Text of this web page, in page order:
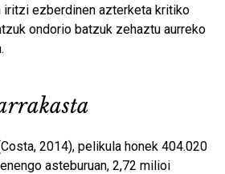
iritzi ezberdinen azterketa kritiko
ondorio batzuk zehaztu aurreko
2014), pelikula honek 404.020
asteburuan, 2,72 milioi